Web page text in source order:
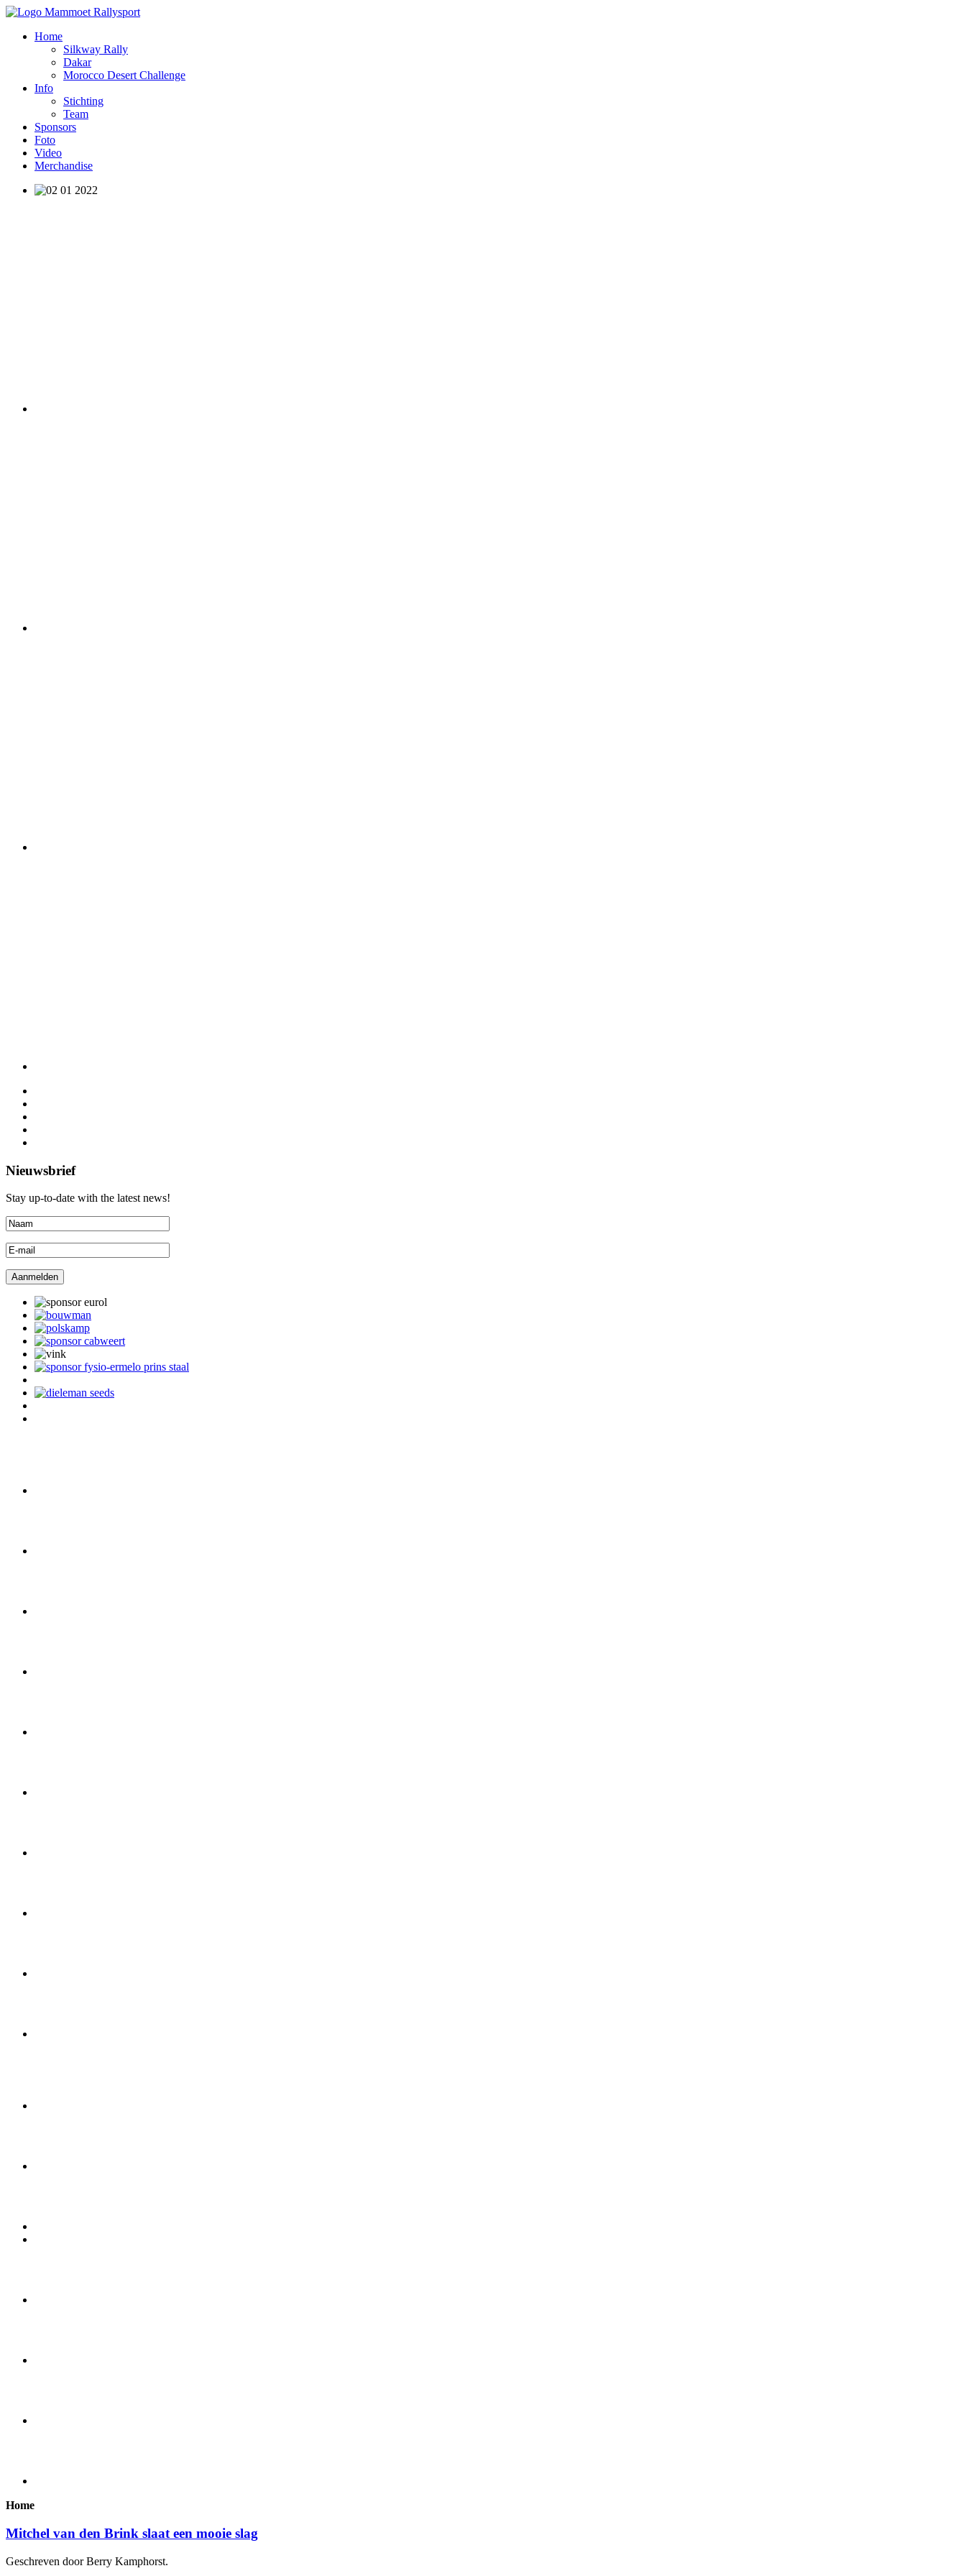
Home
Silkway Rally
Dakar
Morocco Desert Challenge
Info
Stichting
Team
Sponsors
Foto
Video
Merchandise
Nieuwsbrief
Stay up-to-date with the latest news!
Home
Mitchel van den Brink slaat een mooie slag
Geschreven door Berry Kamphorst.